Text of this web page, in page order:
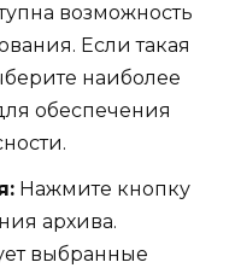
возможность
Если такая
наиболее
обеспечения
Нажмите кнопку
архива.
выбранные